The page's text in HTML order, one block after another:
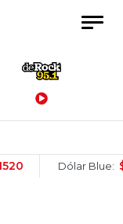
Dólar Blue: